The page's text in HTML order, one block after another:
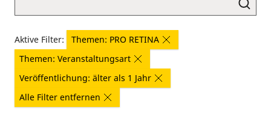
Aktive Filter:
Themen: PRO RETINA
Themen: Veranstaltungsart
Veröffentlichung: älter als 1 Jahr
Alle Filter entfernen